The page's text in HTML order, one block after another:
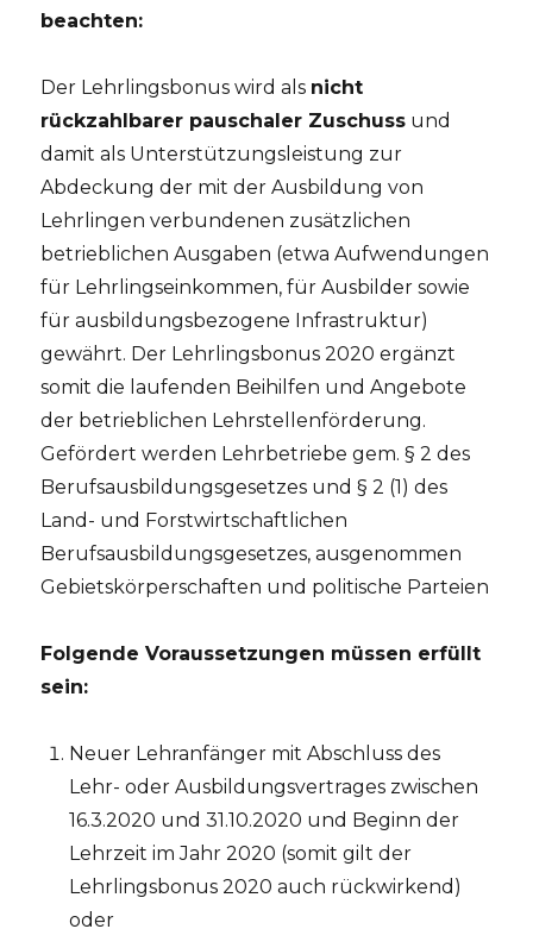
beachten:
Der Lehrlingsbonus wird als nicht
rückzahlbarer pauschaler Zuschuss und
damit als Unterstützungsleistung zur
Abdeckung der mit der Ausbildung von
Lehrlingen verbundenen zusätzlichen
betrieblichen Ausgaben (etwa Aufwendungen
für Lehrlingseinkommen, für Ausbilder sowie
für ausbildungsbezogene Infrastruktur)
gewährt. Der Lehrlingsbonus 2020 ergänzt
somit die laufenden Beihilfen und Angebote
der betrieblichen Lehrstellenförderung.
Gefördert werden Lehrbetriebe gem. § 2 des
Berufsausbildungsgesetzes und § 2 (1) des
Land- und Forstwirtschaftlichen
Berufsausbildungsgesetzes, ausgenommen
Gebietskörperschaften und politische Parteien
Folgende Voraussetzungen müssen erfüllt
sein:
Neuer Lehranfänger mit Abschluss des
Lehr- oder Ausbildungsvertrages zwischen
16.3.2020 und 31.10.2020 und Beginn der
Lehrzeit im Jahr 2020 (somit gilt der
Lehrlingsbonus 2020 auch rückwirkend)
oder